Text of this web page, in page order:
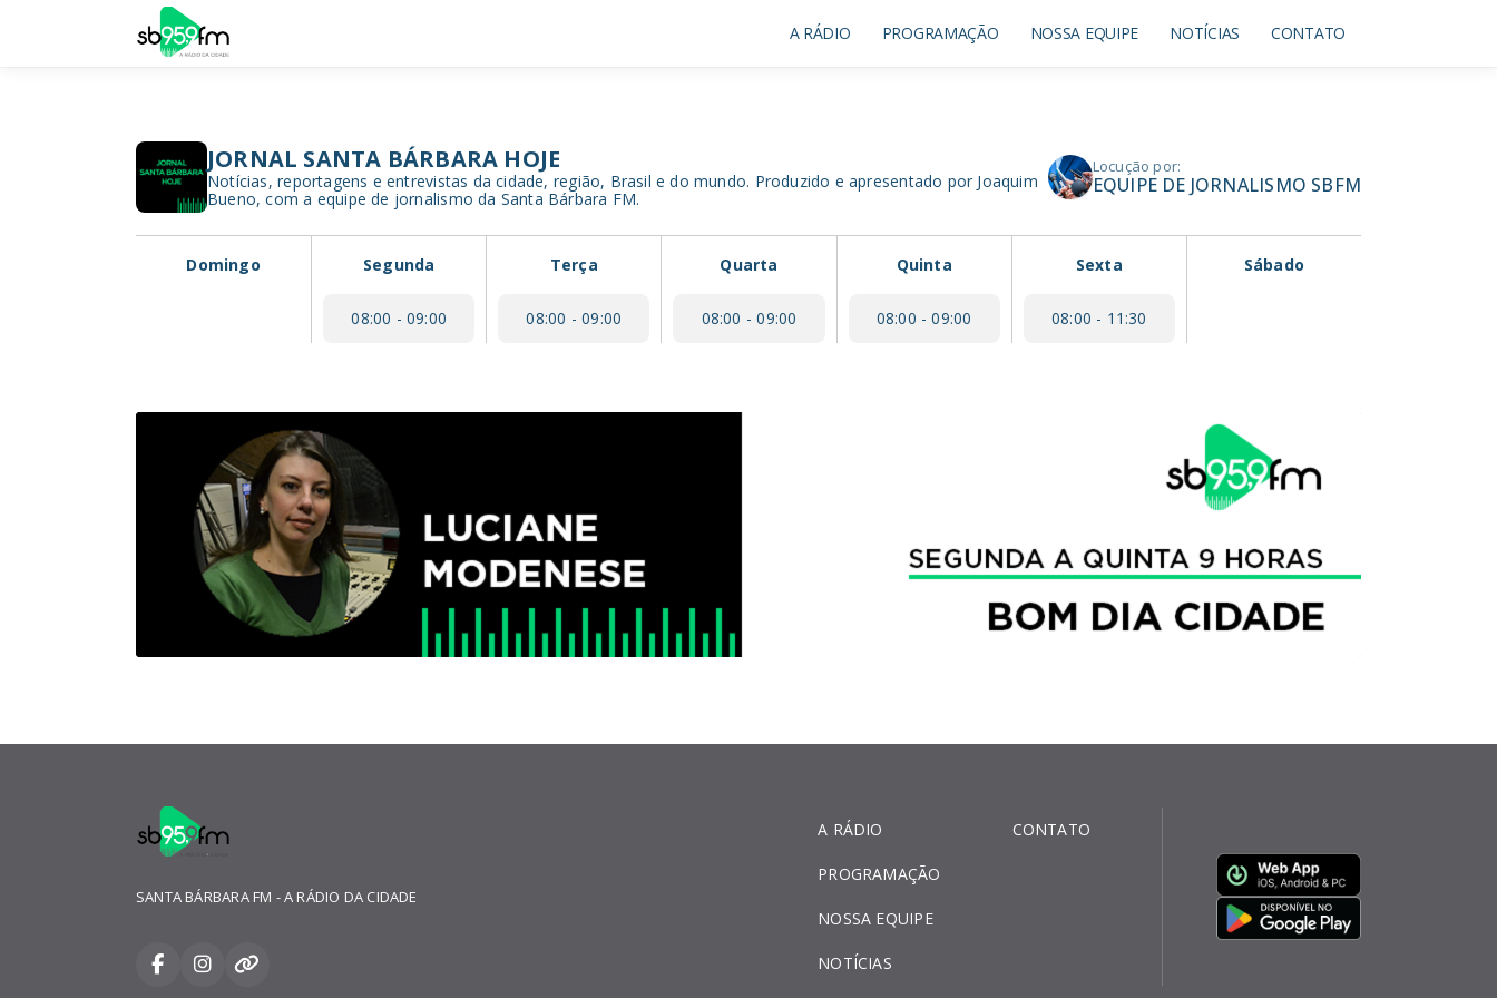
A RÁDIO PROGRAMAÇÃO NOSSA EQUIPE NOTÍCIAS CONTATO
JORNAL SANTA BÁRBARA HOJE
Notícias, reportagens e entrevistas da cidade, região, Brasil e do mundo. Produzido e apresentado por Joaquim
Bueno, com a equipe de jornalismo da Santa Bárbara FM.
Locução por:
EQUIPE DE JORNALISMO SBFM
Domingo Segunda
08:00 - 09:00
Terça
08:00 - 09:00
Quarta
08:00 - 09:00
Quinta
08:00 - 09:00
Sexta
08:00 - 11:30
Sábado
SANTA BÁRBARA FM - A RÁDIO DA CIDADE
A RÁDIO
PROGRAMAÇÃO
NOSSA EQUIPE
NOTÍCIAS
CONTATO